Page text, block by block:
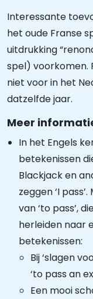
Interessante
het oude Franse
uitdrukking
spel) voorkomen.
niet voor in het
datzelfde jaar.
Meer
In het Engels
betekenissen
Blackjack en
zeggen ‘I
van ‘to pass’,
herleiden naar
betekenissen:
Bij ‘slagen
‘to pass an
Een mooi